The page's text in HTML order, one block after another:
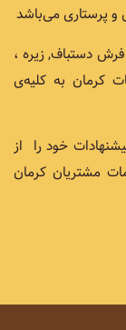
پرستاری می‌باشد
دستباف, زیره ،
کرمان به کلیه‌ی
خود را از
مشتریان کرمان